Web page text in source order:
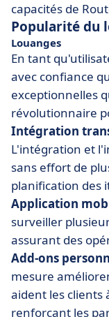
capacités de
Popularité du
Louanges
En tant
avec confiance
exceptionnelles
révolutionnaire
Intégration
L'intégration et
sans effort de
planification des
Application
surveiller
assurant des
Add-ons
mesure
aident les clients
renforçant les